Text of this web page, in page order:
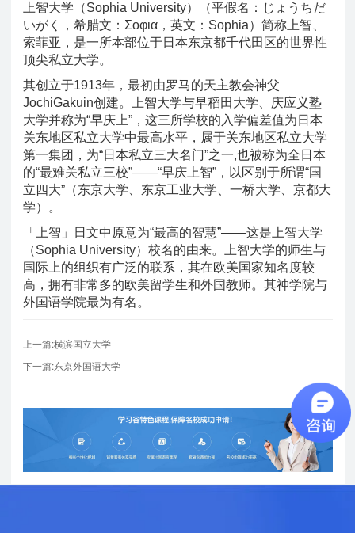
上智大学（Sophia University）（平假名：じょうちだ
いがく，希腊文：Σοφια，英文：Sophia）简称上智、
索菲亚，是一所本部位于日本东京都千代田区的世界性
顶尖私立大学。
其创立于1913年，最初由罗马的天主教会神父
JochiGakuin创建。上智大学与早稻田大学、庆应义塾
大学并称为“早庆上”，这三所学校的入学偏差值为日本
关东地区私立大学中最高水平，属于关东地区私立大学
第一集团，为“日本私立三大名门”之一,也被称为全日本
的“最难关私立三校”——“早庆上智”，以区别于所谓“国
立四大”（东京大学、东京工业大学、一桥大学、京都大
学）。
「上智」日文中原意为“最高的智慧”——这是上智大学
（Sophia University）校名的由来。上智大学的师生与
国际上的组织有广泛的联系，其在欧美国家知名度较
高，拥有非常多的欧美留学生和外国教师。其神学院与
外国语学院最为有名。
上一篇:横滨国立大学
下一篇:东京外国语大学